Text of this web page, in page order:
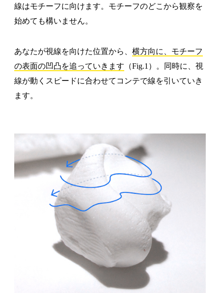
線はモチーフに向けます。モチーフのどこから観察を
始めても構いません。
あなたが視線を向けた位置から、 横方向に、モチーフ
の表面の凹凸を追っていきます （Fig.1）。同時に、視
線が動くスピードに合わせてコンテで線を引いていき
ます。